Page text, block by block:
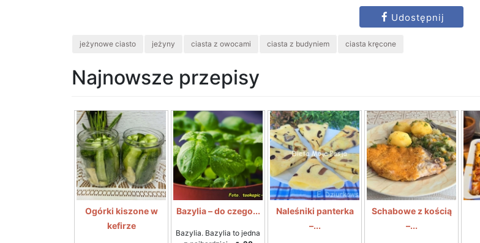
Udostępnij
jeżynowe ciasto jeżyny ciasta z owocami ciasta z budyniem ciasta kręcone
Najnowsze przepisy
Ogórki kiszone w
kefirze
Bazylia – do czego...
Bazylia. Bazylia to jedna
Naleśniki panterka
–...
Schabowe z kością
–...